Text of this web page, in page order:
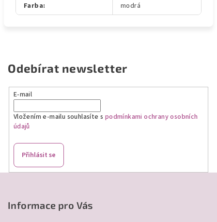
Farba: modrá
Odebírat newsletter
E-mail
Vložením e-mailu souhlasíte s podmínkami ochrany osobních
údajů
Přihlásit se
Informace pro Vás